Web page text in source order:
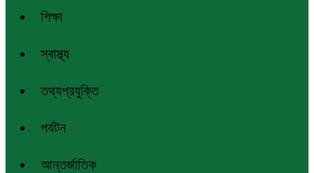
শিক্ষা
স্বাস্থ্য
তথ্যপ্রযুক্তি
পর্যটন
আন্তর্জাতিক